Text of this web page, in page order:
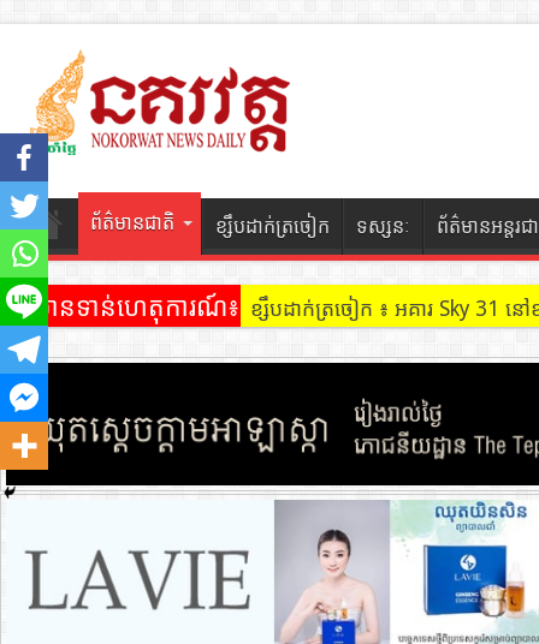
ព័ត៌មានជាតិ ខ្សឹបដាក់ត្រចៀក ទស្សនៈ ព័ត៌មានអន្តរជ
ព័ត៌មានទាន់ហេតុការណ៍៖ ខ្សឹបដាក់ត្រចៀក ៖ អគារ Sky 31